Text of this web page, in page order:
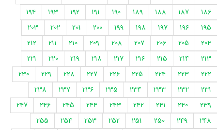
186
187
188
189
190
191
192
193
194
195
196
197
198
199
200
201
202
203
204
205
206
207
208
209
210
211
212
213
214
215
216
217
218
219
220
221
222
223
224
225
226
227
228
229
230
231
232
233
234
235
236
237
238
239
240
241
242
243
244
245
246
247
248
249
250
251
252
253
254
255